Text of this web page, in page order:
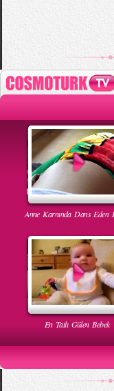
Anne Karnında Dans Eden
En Tatlı Gülen Bebek